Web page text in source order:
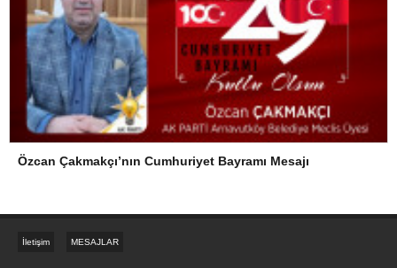
Özcan Çakmakçı’nın Cumhuriyet Bayramı Mesajı
İletişim MESAJLAR